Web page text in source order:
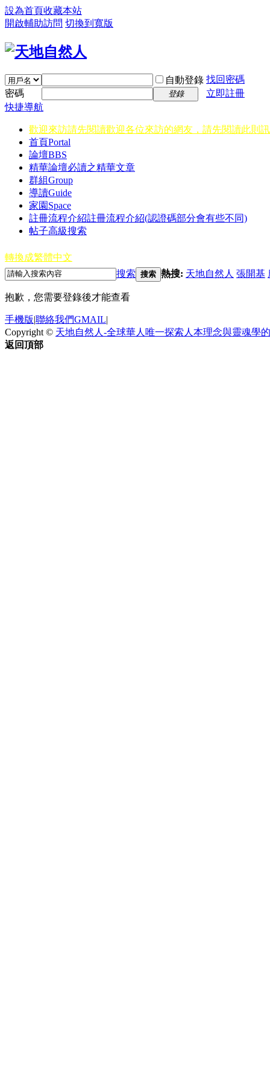
設為首頁收藏本站
開啟輔助訪問 切換到寬版
自動登錄 找回密碼
密碼
登錄
立即註冊
快捷導航
歡迎來訪請先閱讀歡迎各位來訪的網友，請先閱讀此則
首頁Portal
論壇BBS
精華論壇必讀之精華文章
群組Group
導讀Guide
家園 Space
註冊流程介紹註冊流程介紹(認證碼部分會有些不同)
帖子高級搜索
轉換成繁體中文
搜索 搜索 熱搜: 天地自然人 張開基
抱歉，您需要登錄後才能查看
手機版|聯絡我們GMAIL|
Copyright © 天地自然人-全球華人唯一探索人本理念與靈魂學
返回頂部